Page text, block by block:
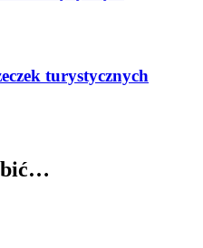
turystycznych